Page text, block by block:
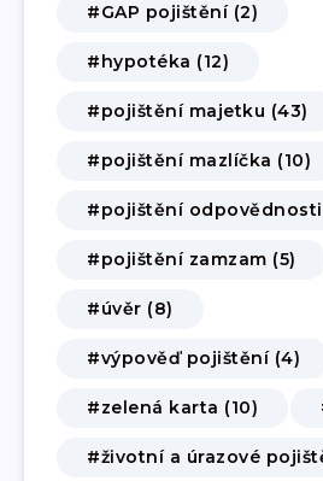
#GAP pojištění (2)
#hypotéka (12)
#pojištění majetku (43)
#pojištění mazlíčka (10)
#pojištění odpovědnosti
#pojištění zamzam (5)
#úvěr (8)
#výpověď pojištění (4)
#zelená karta (10)
#životní a úrazové